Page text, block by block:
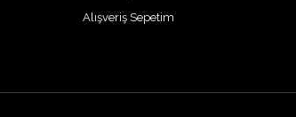
Alışveriş Sepetim